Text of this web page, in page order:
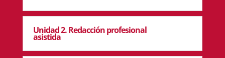
Unidad 2. Redacción profesional
asistida